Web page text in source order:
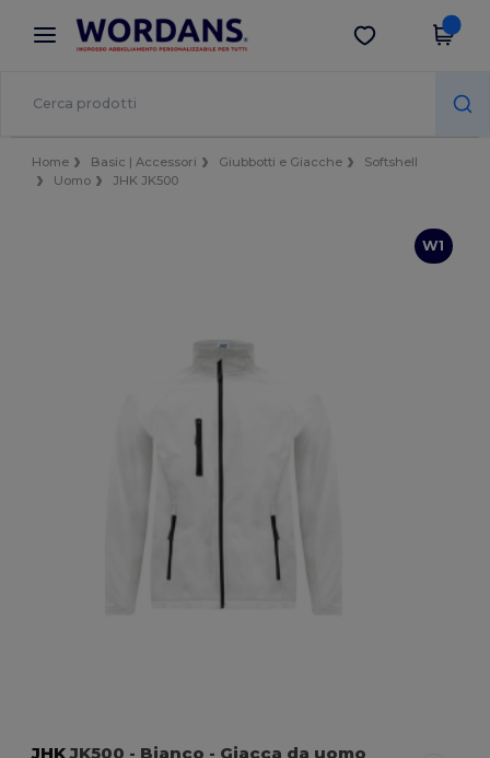
× App Wordans
Prezzi migliori sull'app!
Scarica app
Home Basic | Accessori Giubbotti e Giacche
Softshell
Uomo
JHK JK500
W1
JHKJK500 - Bianco - Giacca da uomo